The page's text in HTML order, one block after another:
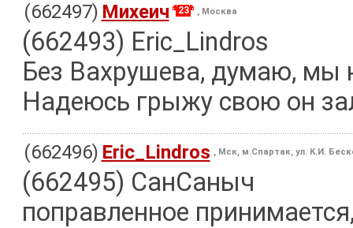
(662497) Михеич 23 , Москва
(662493) Eric_Lindros
Без Вахрушева, думаю, мы
Надеюсь грыжу свою он
(662496) Eric_Lindros , Мск, м.Спартак, ул. К.И.
(662495) СанСаныч
поправленное